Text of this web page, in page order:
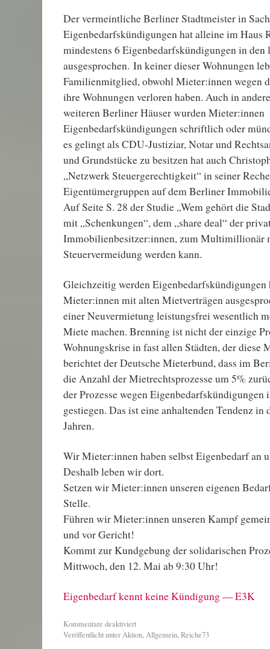
Der vermeintliche Berliner Stadtmeister in
Eigenbedarfskündigungen hat alleine im Haus
mindestens 6 Eigenbedarfskündigungen in den
ausgesprochen. In keiner dieser Wohnungen
Familienmitglied, obwohl Mieter:innen wegen
ihre Wohnungen verloren haben. Auch in
weiteren Berliner Häuser wurden Mieter:innen
Eigenbedarfskündigungen schriftlich oder
es gelingt als CDU-Justiziar, Notar und
und Grundstücke zu besitzen hat auch
„Netzwerk Steuergerechtigkeit“ in seiner
Eigentümergruppen auf dem Berliner
Auf Seite S. 28 der Studie „Wem gehört die
mit „Schenkungen“, dem „share deal“ der
Immobilienbesitzer:innen, zum Multimillionär
Steuervermeidung werden kann.
Gleichzeitig werden Eigenbedarfskündigungen
Mieter:innen mit alten Mietverträgen
einer Neuvermietung leistungsfrei wesentlich
Miete machen. Brenning ist nicht der einzige
Wohnungskrise in fast allen Städten, der diese
berichtet der Deutsche Mieterbund, dass im
die Anzahl der Mietrechtsprozesse um 5%
der Prozesse wegen Eigenbedarfskündigungen
gestiegen. Das ist eine anhaltenden Tendenz in
Jahren.
Wir Mieter:innen haben selbst Eigenbedarf an
Deshalb leben wir dort.
Setzen wir Mieter:innen unseren eigenen
Stelle.
Führen wir Mieter:innen unseren Kampf
und vor Gericht!
Kommt zur Kundgebung der solidarischen
Mittwoch, den 12. Mai ab 9:30 Uhr!
Eigenbedarf kennt keine Kündigung — E3K
Kommentare deaktiviert
Veröffentlicht unterAktion,Allgemein,Reiche73